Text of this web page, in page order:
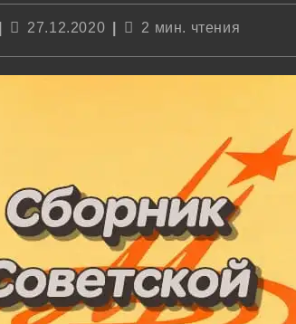
Запись
27.12.2020
Время
2 мин. чтения